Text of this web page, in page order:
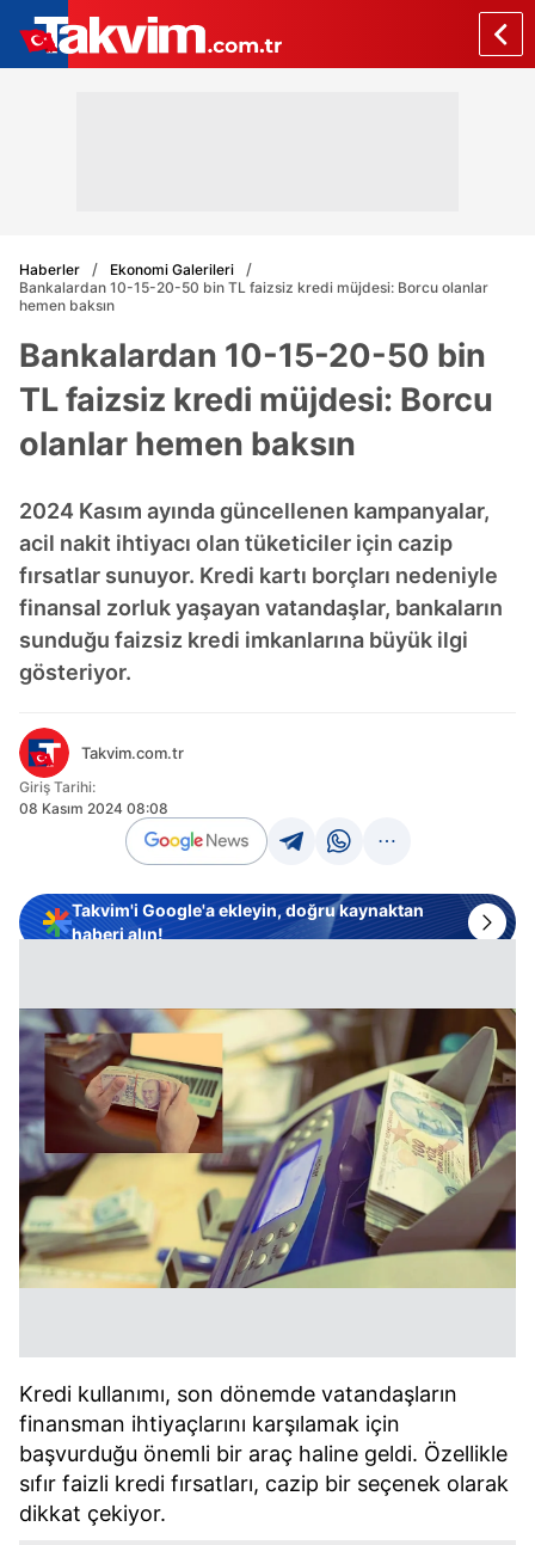
Haberler
Ekonomi Galerileri
Bankalardan 10-15-20-50 bin TL faizsiz kredi müjdesi: Borcu olanlar
hemen baksın
Bankalardan 10-15-20-50 bin
TL faizsiz kredi müjdesi: Borcu
olanlar hemen baksın
2024 Kasım ayında güncellenen kampanyalar,
acil nakit ihtiyacı olan tüketiciler için cazip
fırsatlar sunuyor. Kredi kartı borçları nedeniyle
finansal zorluk yaşayan vatandaşlar, bankaların
sunduğu faizsiz kredi imkanlarına büyük ilgi
gösteriyor.
Takvim.com.tr
Giriş Tarihi:
08 Kasım 2024 08:08
Takvim'i Google'a ekleyin, doğru kaynaktan
haberi alın!
Kredi kullanımı, son dönemde vatandaşların
finansman ihtiyaçlarını karşılamak için
başvurduğu önemli bir araç haline geldi. Özellikle
sıfır faizli kredi fırsatları, cazip bir seçenek olarak
dikkat çekiyor.